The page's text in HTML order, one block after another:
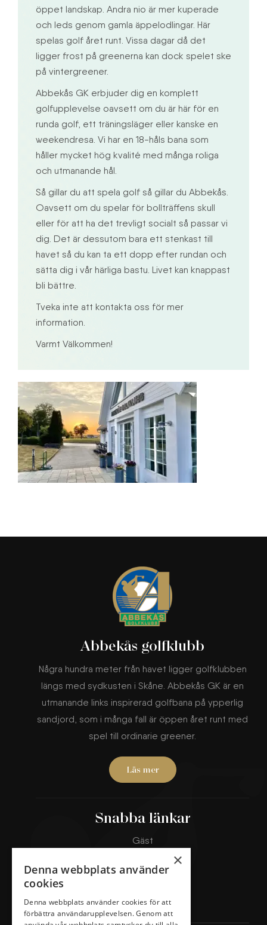
öppet landskap. Andra nio är mer kuperade
och leds genom gamla äppelodlingar. Här
spelas golf året runt. Vissa dagar då det
ligger frost på greenerna kan dock spelet ske
på vintergreener.
Abbekås GK erbjuder dig en komplett
golfupplevelse oavsett om du är här för en
runda golf, ett träningsläger eller kanske en
weekendresa. Vi har en 18-håls bana som
håller mycket hög kvalité med många roliga
och utmanande hål.
Så gillar du att spela golf så gillar du Abbekås.
Oavsett om du spelar för bollträffens skull
eller för att ha det trevligt socialt så passar vi
dig. Det är dessutom bara ett stenkast till
havet så du kan ta ett dopp efter rundan och
sätta dig i vår härliga bastu. Livet kan knappast
bli bättre.
Tveka inte att kontakta oss för mer
information.
Varmt Välkommen!
Snabba länkar
Gäst
Boka starttid
Restaurang & Hotell
Abbekås golfklubb
Några hundra meter från havet ligger golfklubben
längs med sydkusten i Skåne. Abbekås GK är en
utmanande links inspirerad golfbana på ypperlig
sandjord, som i många fall är öppen året runt med
spel till ordinarie greener.
Läs mer
×
Denna webbplats använder
cookies
Denna webbplats använder cookies för att
förbättra användarupplevelsen. Genom att